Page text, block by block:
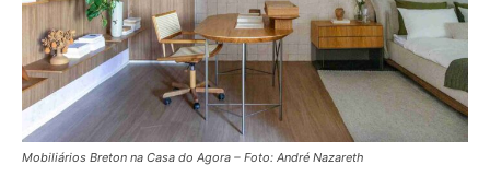
Mobiliários Breton na Casa do Agora – Foto: André Nazareth